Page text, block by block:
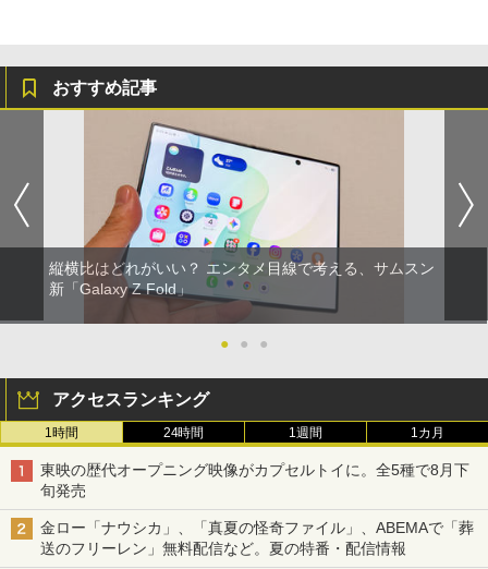
おすすめ記事
縦横比はどれがいい？ エンタメ目線で考える、サムスン
新「Galaxy Z Fold」
● ● ●
アクセスランキング
1時間 24時間 1週間 1カ月
東映の歴代オープニング映像がカプセルトイに。全5種で8月下
旬発売
金ロー「ナウシカ」、「真夏の怪奇ファイル」、ABEMAで「葬
送のフリーレン」無料配信など。夏の特番・配信情報